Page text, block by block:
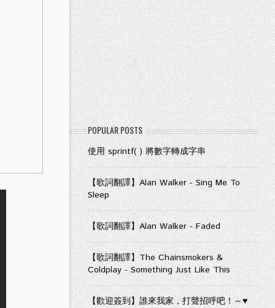
POPULAR POSTS
使用 sprintf( ) 將數字轉成字串
【歌詞翻譯】Alan Walker - Sing Me To
Sleep
【歌詞翻譯】Alan Walker - Faded
【歌詞翻譯】The Chainsmokers &
Coldplay - Something Just Like This
【歡迎簽到】誰來我家，打聲招呼吧！～♥